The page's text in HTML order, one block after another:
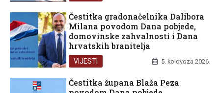
Čestitka gradonačelnika Dalibora
Milana povodom Dana pobjede,
domovinske zahvalnosti i Dana
hrvatskih branitelja
VIJESTI 5. kolovoza 2026.
Čestitka župana Blaža Peza